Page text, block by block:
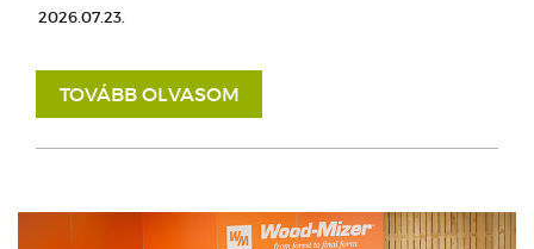
2026.07.23.
TOVÁBB OLVASOM